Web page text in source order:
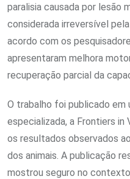
paralisia causada por lesão
considerada irreversível
acordo com os
apresentaram melhora
recuperação parcial da
O trabalho foi publicado
especializada, a Frontiers
os resultados observados
dos animais. A publicação
mostrou seguro no